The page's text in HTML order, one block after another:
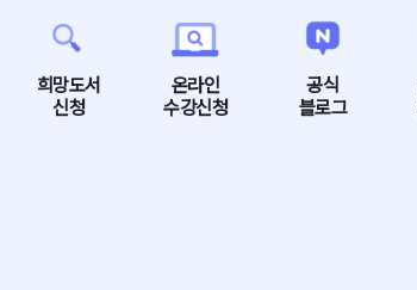
희망도서
신청
온라인
수강신청
공식
블로그